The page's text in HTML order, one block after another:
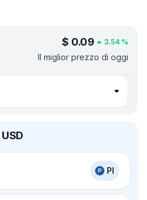
$ 0.09 3.54 %
Il miglior prezzo di oggi
PI